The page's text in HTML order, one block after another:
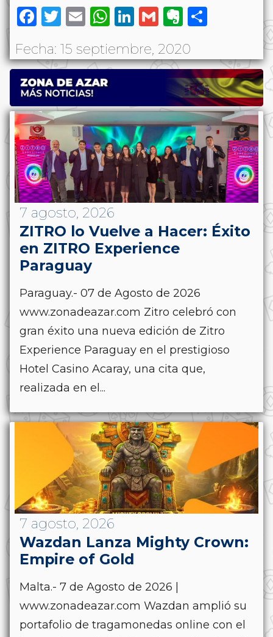
Facebook
Twitter
EmailWhatsApp
LinkedIn
GmailEvernote
Fecha: 15 septiembre, 2020
7 agosto, 2026
ZITRO lo Vuelve a Hacer: Éxito
en ZITRO Experience
Paraguay
Paraguay.- 07 de Agosto de 2026
www.zonadeazar.com Zitro celebró con
gran éxito una nueva edición de Zitro
Experience Paraguay en el prestigioso
Hotel Casino Acaray, una cita que,
realizada en el...
7 agosto, 2026
Wazdan Lanza Mighty Crown:
Empire of Gold
Malta.- 7 de Agosto de 2026 |
www.zonadeazar.com Wazdan amplió su
portafolio de tragamonedas online con el